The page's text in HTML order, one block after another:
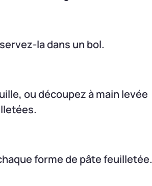
la dans un bol.
ou découpez à main levée
forme de pâte feuilletée.